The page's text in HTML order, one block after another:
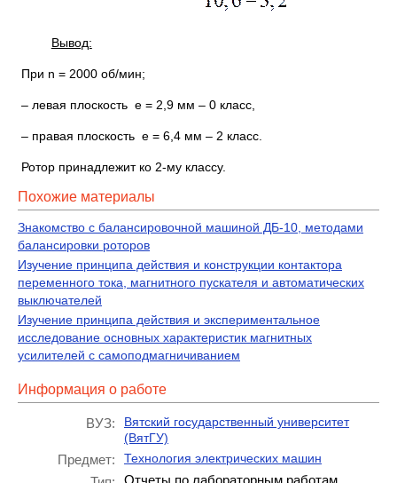
Вывод:
При n = 2000 об/мин;
– левая плоскость е = 2,9 мм – 0 класс,
– правая плоскость е = 6,4 мм – 2 класс.
Ротор принадлежит ко 2-му классу.
Похожие материалы
Знакомство с балансировочной машиной ДБ-10, методами
балансировки роторов
Изучение принципа действия и конструкции контактора
переменного тока, магнитного пускателя и автоматических
выключателей
Изучение принципа действия и экспериментальное
исследование основных характеристик магнитных
усилителей с самоподмагничиванием
Информация о работе
ВУЗ:
Вятский государственный университет
(ВятГУ)
Предмет: Технология электрических машин
Отчеты по лабораторным работам